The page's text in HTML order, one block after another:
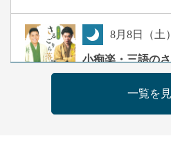
8月8日（土）
小痴楽・三語の
開演：午後6時（5
前売3,500円 当日
一覧を